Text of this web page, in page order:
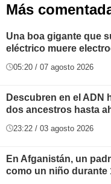
Más
Una boa gigante que
eléctrico muere
05:20 / 07 agosto 2026
Descubren en el ADN
dos ancestros hasta
23:22 / 03 agosto 2026
En Afganistán, un
como un niño durante